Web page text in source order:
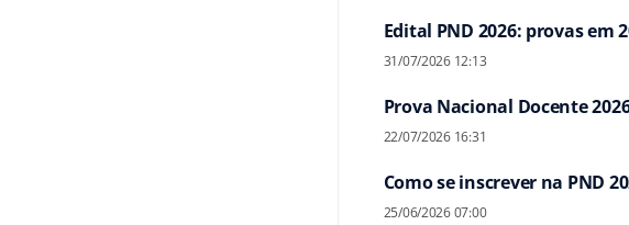
Edital PND 2026: provas em
31/07/2026 12:13
Prova Nacional Docente
22/07/2026 16:31
Como se inscrever na PND
25/06/2026 07:00